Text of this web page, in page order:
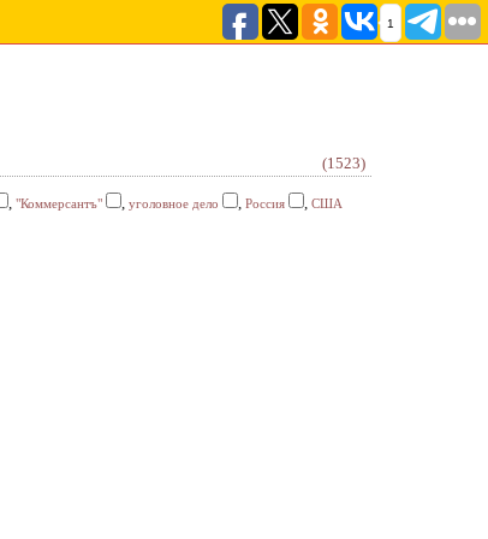
1
(1523)
, "Коммерсантъ" , уголовное дело , Россия , США